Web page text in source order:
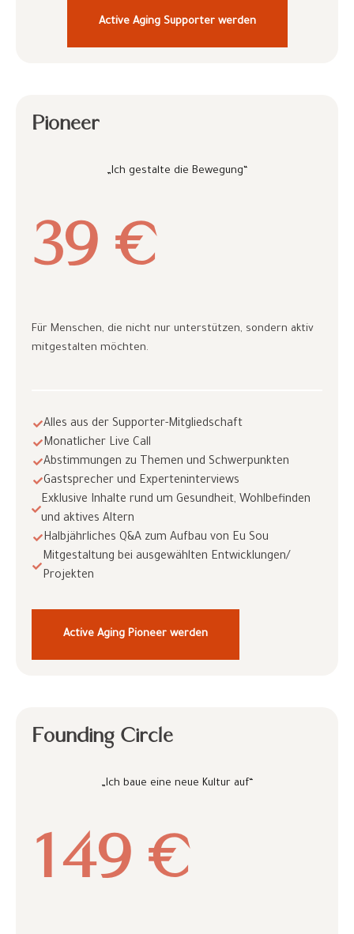
Active Aging Supporter werden
Pioneer
„Ich gestalte die Bewegung“
39 €
Für Menschen, die nicht nur unterstützen, sondern aktiv
mitgestalten möchten.
Alles aus der Supporter-Mitgliedschaft
Monatlicher Live Call
Abstimmungen zu Themen und Schwerpunkten
Gastsprecher und Experteninterviews
Exklusive Inhalte rund um Gesundheit, Wohlbefinden
und aktives Altern
Halbjährliches Q&A zum Aufbau von Eu Sou
Mitgestaltung bei ausgewählten Entwicklungen/
Projekten
Active Aging Pioneer werden
Founding Circle
„Ich baue eine neue Kultur auf“
149 €